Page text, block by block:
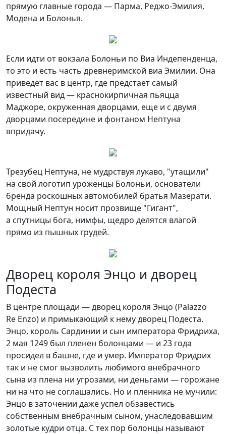
прямую главные города — Парма, Реджо-Эмилия,
Модена и Болонья.
Если идти от вокзала Болоньи по Виа Индепенденца,
то это и есть часть древнеримской виа Эмилии. Она
приведет вас в центр, где предстает самый
известный вид — краснокирпичная пьяцца
Маджоре, окруженная дворцами, еще и с двумя
дворцами посередине и фонтаном Нептуна
впридачу.
Трезубец Нептуна, не мудрствуя лукаво, "утащили"
на свой логотип уроженцы Болоньи, основатели
бренда роскошных автомобилей братья Мазерати.
Мощный Нептун носит прозвище "Гигант",
а спутницы бога, нимфы, щедро делятся влагой
прямо из пышных грудей.
Дворец короля Энцо и дворец
Подеста
В центре площади — дворец короля Энцо (Palazzo
Re Enzo) и примыкающий к нему дворец Подеста.
Энцо, король Сардинии и сын императора Фридриха,
2 мая 1249 был пленен болонцами — и 23 года
просидел в башне, где и умер. Император Фридрих
так и не смог вызволить любимого внебрачного
сына из плена ни угрозами, ни деньгами — горожане
ни на что не соглашались. Но и пленника не мучили:
Энцо в заточении даже успел обзавестись
собственным внебрачным сыном, унаследовавшим
золотые кудри отца. С тех пор болонцы называют